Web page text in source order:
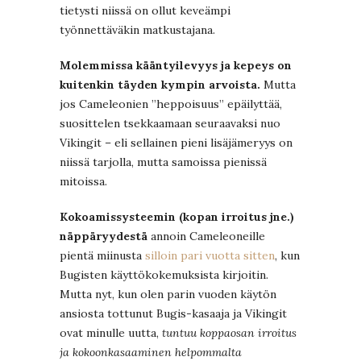
tietysti niissä on ollut keveämpi
työnnettäväkin matkustajana.
Molemmissa kääntyilevyys ja kepeys on
kuitenkin täyden kympin arvoista. Mutta
jos Cameleonien ”heppoisuus” epäilyttää,
suosittelen tsekkaamaan seuraavaksi nuo
Vikingit – eli sellainen pieni lisäjämeryys on
niissä tarjolla, mutta samoissa pienissä
mitoissa.
Kokoamissysteemin (kopan irroitus jne.)
näppäryydestä annoin Cameleoneille
pientä miinusta silloin pari vuotta sitten, kun
Bugisten käyttökokemuksista kirjoitin.
Mutta nyt, kun olen parin vuoden käytön
ansiosta tottunut Bugis-kasaaja ja Vikingit
ovat minulle uutta, tuntuu koppaosan irroitus
ja kokoonkasaaminen helpommalta